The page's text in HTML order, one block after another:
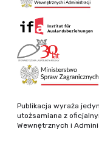
Publikacja wyraża
utożsamiana z
Wewnętrznych i